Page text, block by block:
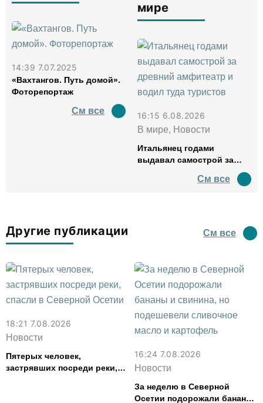
14:39 7.07.2025
«Вахтангов. Путь домой».
Фоторепортаж
См все
мире
16:15 6.08.2026
В мире, Новости
Итальянец годами
выдавал самострой за
водил туда туристов
См все
Другие публикации См все
18:21 7.08.2026
Новости
Пятерых человек,
застрявших посреди реки,
16:24 7.08.2026
Новости
За неделю в Северной
Осетии подорожали бананы